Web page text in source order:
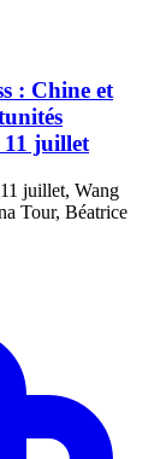
: Chine et
11 juillet
juillet, Wang
Tour, Béatrice